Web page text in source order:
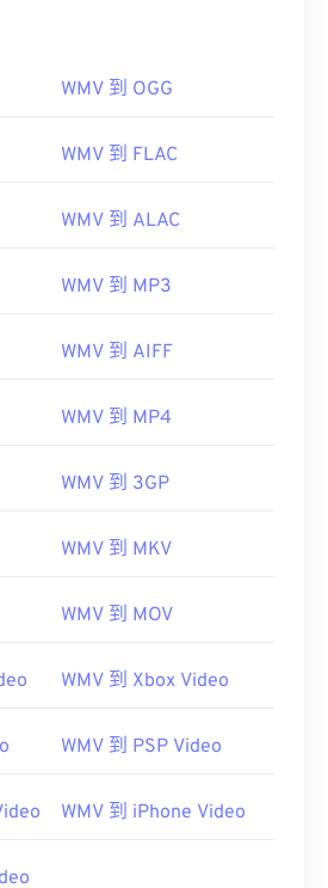
00 00 00 00
00 00 00 00
WMV 到 OGG
WMV 到 FLAC
WMV 到 ALAC
WMV 到 MP3
WMV 到 AIFF
WMV 到 MP4
WMV 到 3GP
WMV 到 MKV
WMV 到 MOV
WMV 到 Xbox Video
WMV 到 PSP Video
WMV 到 iPhone Video